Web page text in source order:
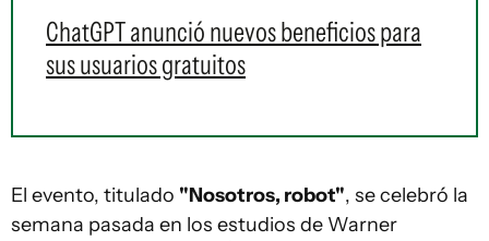
ChatGPT anunció nuevos beneficios para
sus usuarios gratuitos
El evento, titulado "Nosotros, robot", se celebró la
semana pasada en los estudios de Warner